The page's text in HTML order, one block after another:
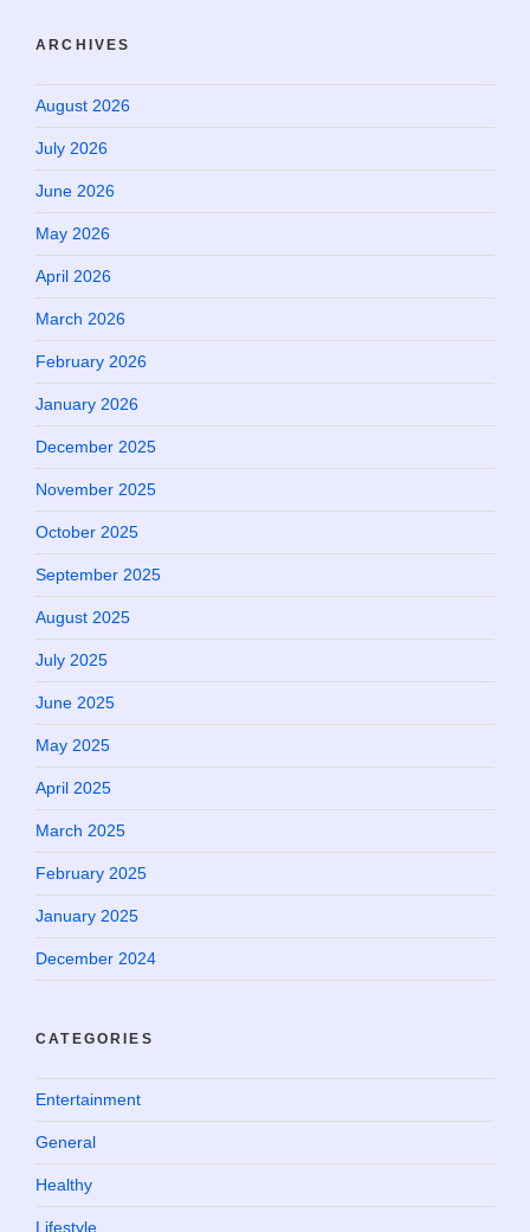
ARCHIVES
August 2026
July 2026
June 2026
May 2026
April 2026
March 2026
February 2026
January 2026
December 2025
November 2025
October 2025
September 2025
August 2025
July 2025
June 2025
May 2025
April 2025
March 2025
February 2025
January 2025
December 2024
CATEGORIES
Entertainment
General
Healthy
Lifestyle